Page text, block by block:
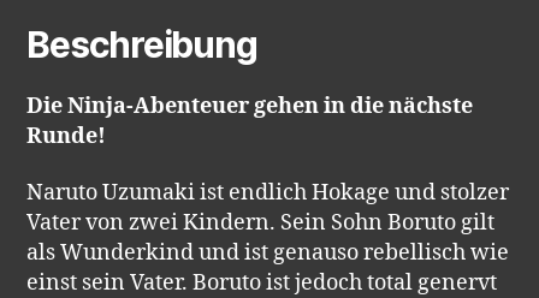
Beschreibung
Die Ninja-Abenteuer gehen in die nächste
Runde!
Naruto Uzumaki ist endlich Hokage und stolzer
Vater von zwei Kindern. Sein Sohn Boruto gilt
als Wunderkind und ist genauso rebellisch wie
einst sein Vater. Boruto ist jedoch total genervt